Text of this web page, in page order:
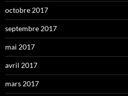
octobre 2017
septembre 2017
mai 2017
avril 2017
mars 2017